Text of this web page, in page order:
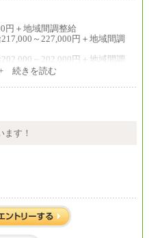
＋地域間調整給
～227,000円＋地域間調
～202,000円＋地域間調
235,000円
サイトよりご確認ください。
230,000円＋地域間調整給
サイトよりご確認ください。
続きを読む
す！